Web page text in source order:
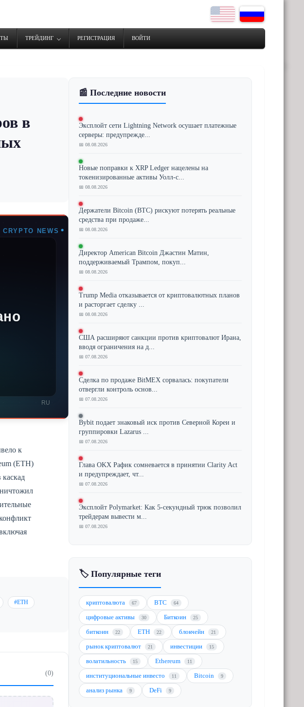
ТРЕЙДИНГ РЕГИСТРАЦИЯ ВОЙТИ
в
к
(ETH)
#ETH
(0)
📰 Последние новости
Эксплойт сети Lightning Network осушает платежные
серверы: предупрежде...
📅 08.08.2026
Новые поправки к XRP Ledger нацелены на
токенизированные активы Уолл-с...
📅 08.08.2026
Держатели Bitcoin (BTC) рискуют потерять реальные
средства при продаже...
📅 08.08.2026
Директор American Bitcoin Джастин Матин,
поддерживаемый Трампом, покуп...
📅 08.08.2026
Trump Media отказывается от криптовалютных планов
и расторгает сделку ...
📅 08.08.2026
США расширяют санкции против криптовалют Ирана,
вводя ограничения на д...
📅 07.08.2026
Сделка по продаже BitMEX сорвалась: покупатели
отвергли контроль основ...
📅 07.08.2026
Bybit подает знаковый иск против Северной Кореи и
группировки Lazarus ...
📅 07.08.2026
Глава OKX Рафик сомневается в принятии Clarity Act
и предупреждает, чт...
📅 07.08.2026
Эксплойт Polymarket: Как 5-секундный трюк позволил
трейдерам вывести м...
📅 07.08.2026
🏷️ Популярные теги
криптовалюта 67 BTC 64
цифровые активы 30 Биткоин 25
биткоин 22 ETH 22 блокчейн 21
рынок криптовалют 21 инвестиции 15
волатильность 15 Ethereum 11
институциональные инвесто 11 Bitcoin 9
анализ рынка 9 DeFi 9